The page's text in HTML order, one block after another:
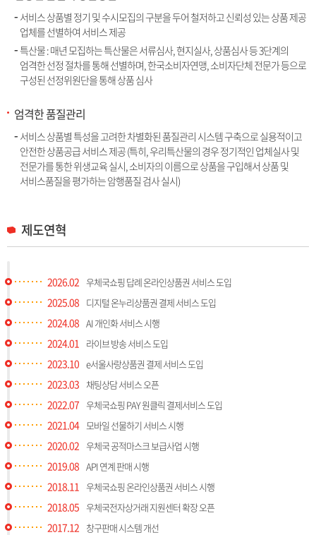
서비스 상품별 정기 및 수시모집의 구분을 두어 철저하고 신뢰성 있는 상품 제공
업체를 선별하여 서비스 제공
특산물 : 매년 모집하는 특산물은 서류심사, 현지실사, 상품심사 등 3단계의
엄격한 선정 절차를 통해 선별하며, 한국소비자연맹, 소비자단체 전문가 등으로
구성된 선정위원단을 통해 상품 심사
엄격한 품질관리
서비스 상품별 특성을 고려한 차별화된 품질관리 시스템 구축으로 실용적이고
안전한 상품공급 서비스 제공 (특히, 우리특산물의 경우 정기적인 업체실사 및
전문가를 통한 위생교육 실시, 소비자의 이름으로 상품을 구입해서 상품 및
서비스품질을 평가하는 암행품질 검사 실시)
제도연혁
2026.02 우체국쇼핑 답례 온라인상품권 서비스 도입
2025.08 디지털 온누리상품권 결제 서비스 도입
2024.08 AI 개인화 서비스 시행
2024.01 라이브 방송 서비스 도입
2023.10 e서울사랑상품권 결제 서비스 도입
2023.03 채팅상담 서비스 오픈
2022.07 우체국쇼핑 PAY 원클릭 결제서비스 도입
2021.04 모바일 선물하기 서비스 시행
2020.02 우체국 공적마스크 보급사업 시행
2019.08 API 연계 판매 시행
2018.11 우체국쇼핑 온라인상품권 서비스 시행
2018.05 우체국전자상거래 지원센터 확장 오픈
2017.12 창구판매 시스템 개선